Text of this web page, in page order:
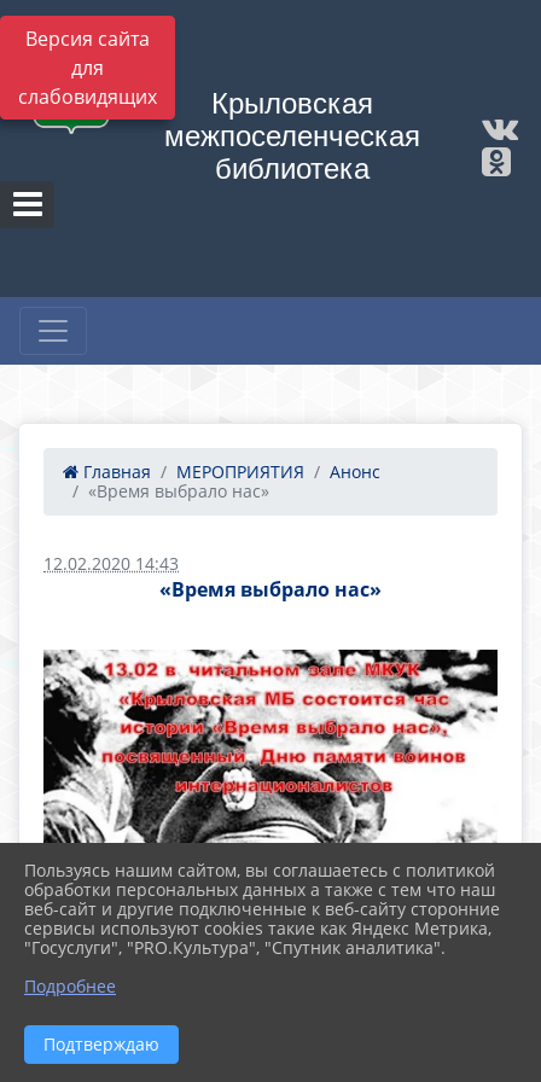
Версия сайта
для
слабовидящих
Крыловская
межпоселенческая
библиотека
Главная МЕРОПРИЯТИЯ
Анонс
«Время выбрало нас»
12.02.2020 14:43
«Время выбрало нас»
Пользуясь нашим сайтом, вы соглашаетесь с политикой
обработки персональных данных а также с тем что наш
веб-сайт и другие подключенные к веб-сайту сторонние
сервисы используют cookies такие как Яндекс Метрика,
"Госуслуги", "PRO.Культура", "Спутник аналитика".
Подробнее
Подтверждаю